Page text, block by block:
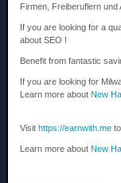
Firmen, Freiberuflern und
If you are looking for a
about SEO !
Benefit from fantastic
If you are looking for
Learn more about New
Visit https://earnwith.me
Learn more about New